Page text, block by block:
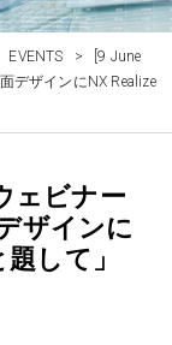
EVENTS >
[9 June
デザインにNX Realize
ェビナー
ザインに
して」